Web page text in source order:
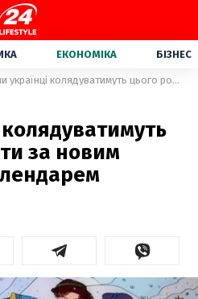
ЕКОНОМІКА БІЗНЕС
Коли українці колядуватимуть цього року: дати за новим церковним календарем
за новим